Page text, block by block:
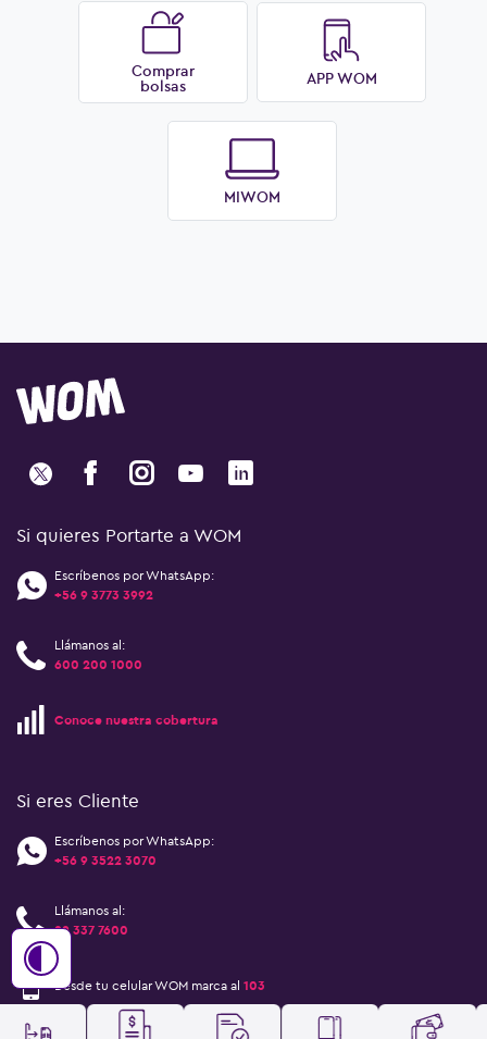
Comprar
bolsas APP WOM
MIWOM
Si quieres Portarte a WOM
Escríbenos por WhatsApp:
+56 9 3773 3992
Llámanos al:
600 200 1000
Conoce nuestra cobertura
Si eres Cliente
Escríbenos por WhatsApp:
+56 9 3522 3070
Llámanos al:
22 337 7600
Desde tu celular WOM marca al 103